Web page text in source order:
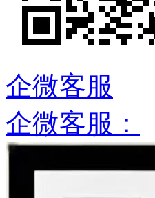
企微客服
企微客服：